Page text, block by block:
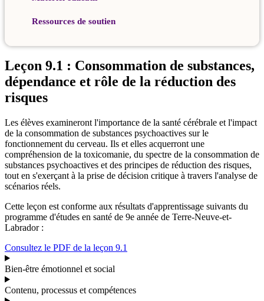
Ressources de soutien
Leçon 9.1 : Consommation de substances,
dépendance et rôle de la réduction des
risques
Les élèves examineront l'importance de la santé cérébrale et l'impact
de la consommation de substances psychoactives sur le
fonctionnement du cerveau. Ils et elles acquerront une
compréhension de la toxicomanie, du spectre de la consommation de
substances psychoactives et des principes de réduction des risques,
tout en s'exerçant à la prise de décision critique à travers l'analyse de
scénarios réels.
Cette leçon est conforme aux résultats d'apprentissage suivants du
programme d'études en santé de 9e année de Terre-Neuve-et-
Labrador :
Consultez le PDF de la leçon 9.1
Bien-être émotionnel et social
Contenu, processus et compétences